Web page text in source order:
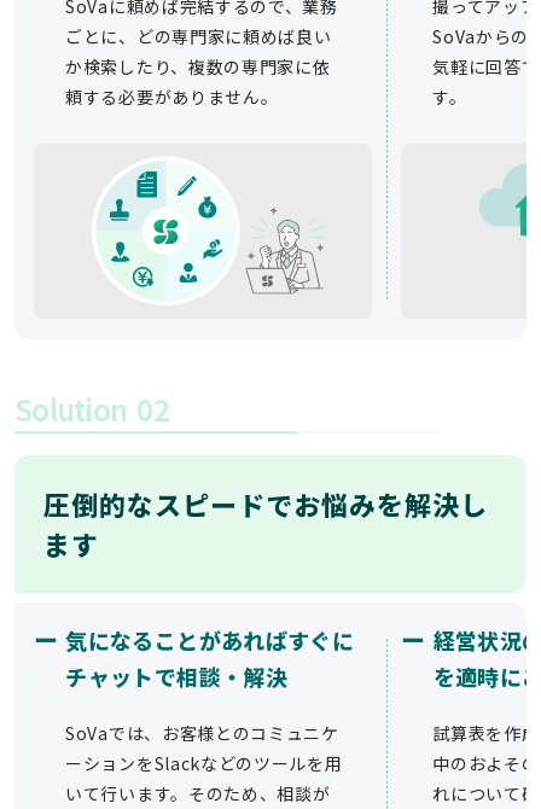
SoVaに頼めば完結するので、業務
ごとに、どの専門家に頼めば良い
か検索したり、複数の専門家に依
頼する必要がありません。
撮ってアッ
SoVaからの
気軽に回答
す。
Solution 02
圧倒的なスピードでお悩みを解決し
ます
ー 気になることがあればすぐに
チャットで相談・解決
SoVaでは、お客様とのコミュニケ
ーションをSlackなどのツールを用
いて行います。そのため、相談が
ー 経営状況
を適時に
試算表を作
中のおよそ
れについて